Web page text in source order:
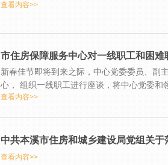
查看内容>>
市住房保障服务中心对一线职工和困难
新春佳节即将到来之际，中心党委委员、副
心， 组织一线职工进行座谈，将中心党委
福…
查看内容>>
中共本溪市住房和城乡建设局党组关
查看内容>>